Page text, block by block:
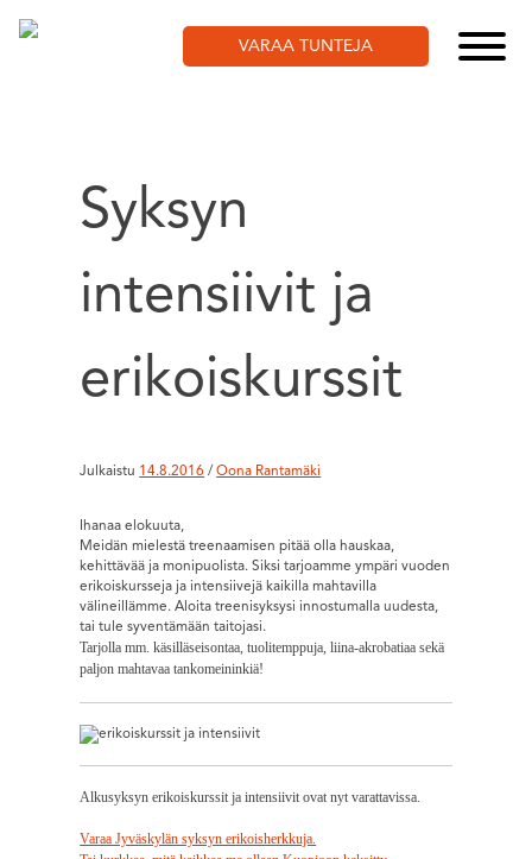
VARAA TUNTEJA
Syksyn
intensiivit ja
erikoiskurssit
Julkaistu 14.8.2016 /Oona Rantamäki
Ihanaa elokuuta,
Meidän mielestä treenaamisen pitää olla hauskaa,
kehittävää ja monipuolista. Siksi tarjoamme ympäri vuoden
erikoiskursseja ja intensiivejä kaikilla mahtavilla
välineillämme. Aloita treenisyksysi innostumalla uudesta,
tai tule syventämään taitojasi.
Tarjolla mm. käsilläseisontaa, tuolitemppuja, liina-akrobatiaa sekä
paljon mahtavaa tankomeininkiä!
Alkusyksyn erikoiskurssit ja intensiivit ovat nyt varattavissa.
Varaa Jyväskylän syksyn erikoisherkkuja.